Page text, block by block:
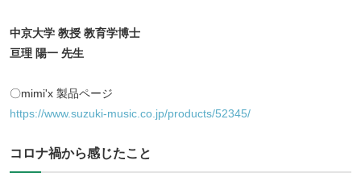
中京大学 教授 教育学博士
亘理 陽一 先生
〇mimi'x 製品ページ
https://www.suzuki-music.co.jp/products/52345/
コロナ禍から感じたこと